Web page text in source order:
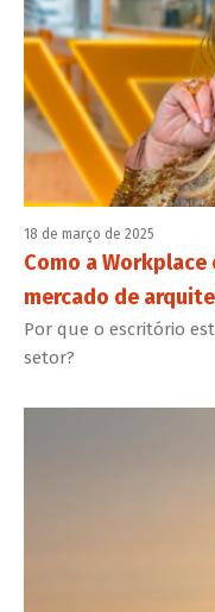
18 de março de 2025
Como a
mercado de
Por que o escritório
setor?